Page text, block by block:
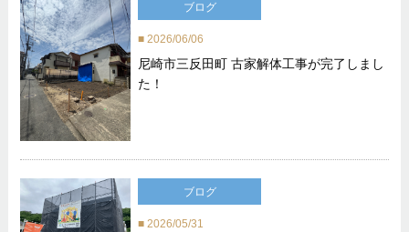
ブログ
2026/06/06
尼崎市三反田町 古家解体工事が完了しまし
た！
ブログ
2026/05/31